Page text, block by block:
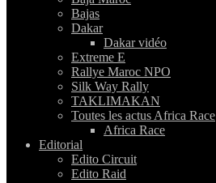
Bajas
Dakar
Dakar vidéo
Extreme E
Rallye Maroc NPO
Silk Way Rally
TAKLIMAKAN
Toutes les actus Africa Race
Africa Race
Editorial
Edito Circuit
Edito Raid